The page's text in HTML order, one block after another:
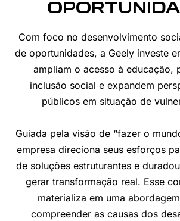
Com foco no desenvolvimento
de oportunidades, a Geely investe
ampliam o acesso à educação,
inclusão social e expandem
públicos em situação de
Guiada pela visão de “fazer o
empresa direciona seus esforços
de soluções estruturantes e
gerar transformação real. Esse
materializa em uma
compreender as causas dos